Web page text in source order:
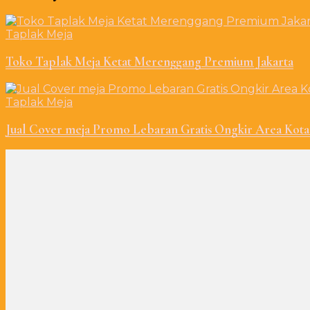
Taplak Meja
Toko Taplak Meja Ketat Merenggang Premium Jakarta
Taplak Meja
Jual Cover meja Promo Lebaran Gratis Ongkir Area Kota